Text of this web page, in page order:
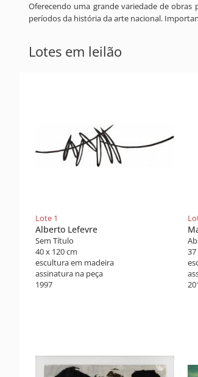
Oferecendo uma grande variedade de
períodos da história da arte nacional.
Lotes em leilão
Lote 1
Alberto Lefevre
Sem Título
40 x 120 cm
escultura em madeira
assinatura na peça
1997
37